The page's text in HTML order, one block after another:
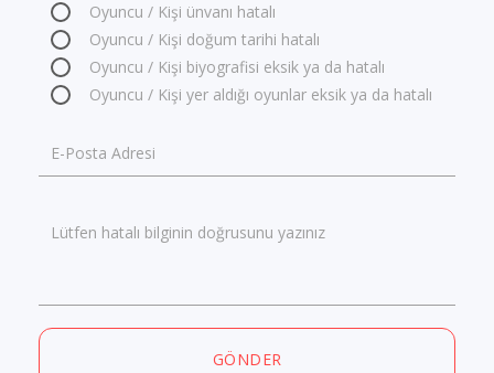
Oyuncu / Kişi ünvanı hatalı
Oyuncu / Kişi doğum tarihi hatalı
Oyuncu / Kişi biyografisi eksik ya da hatalı
Oyuncu / Kişi yer aldığı oyunlar eksik ya da hatalı
E-Posta Adresi
Lütfen hatalı bilginin doğrusunu yazınız
GÖNDER